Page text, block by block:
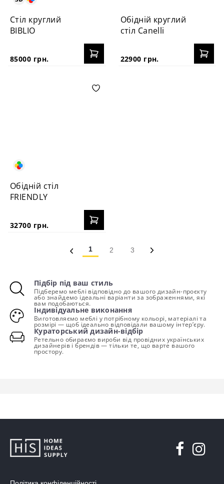
Стіл круглий
BIBLIO
85000 грн.
Обідній круглий
стіл Canelli
22900 грн.
Обідній стіл
FRIENDLY
32700 грн.
1 2 3
Підбір під ваш стиль
Підберемо меблі відповідно до вашого дизайн-проєкту
або знайдемо ідеальні варіанти за зображеннями, які
вам подобаються.
Індивідуальне виконання
Виготовляємо меблі у потрібному кольорі, матеріалі та
розмірі — щоб ідеально відповідали вашому інтер’єру.
Кураторський дизайн-відбір
Ретельно обираємо вироби від провідних українських
дизайнерів і брендів — тільки те, що варте вашого
простору.